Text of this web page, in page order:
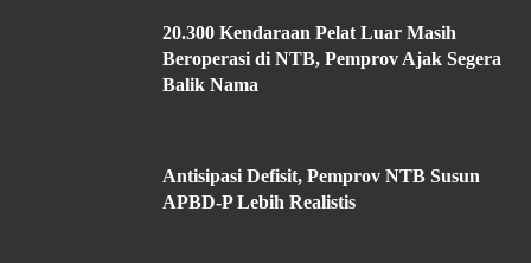
20.300 Kendaraan Pelat Luar Masih
Beroperasi di NTB, Pemprov Ajak Segera
Balik Nama
Antisipasi Defisit, Pemprov NTB Susun
APBD-P Lebih Realistis